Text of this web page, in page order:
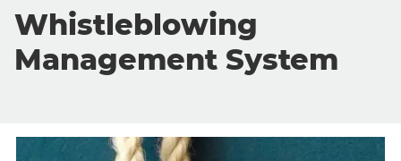
Whistleblowing
Management System